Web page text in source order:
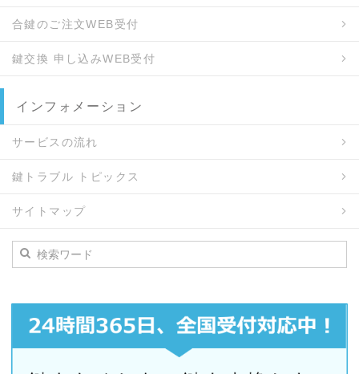
合鍵のご注文WEB受付
鍵交換 申し込みWEB受付
インフォメーション
サービスの流れ
鍵トラブル トピックス
サイトマップ